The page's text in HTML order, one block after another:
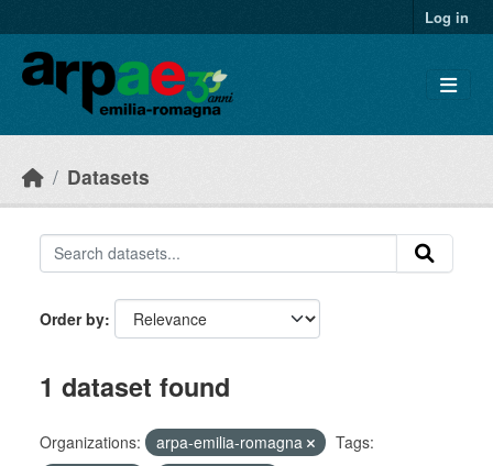
Log in
Datasets
Order by
1 dataset found
Organizations: arpa-emilia-romagna
Tags: